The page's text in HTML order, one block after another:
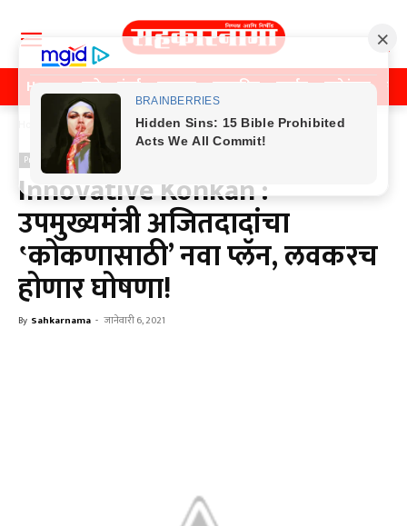
Home पुणे मुंबई महाराष्ट्र राजकीय क्राईम मनोरंजन
Previos News
Previos News
Innovative Konkan :
उपमुख्यमंत्री अजितदादांचा
‛कोकणासाठी’ नवा प्लॅन, लवकरच
होणार घोषणा!
By Sahkarnama - जानेवारी 6, 2021